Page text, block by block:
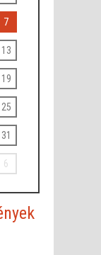
7
13
19
25
31
6